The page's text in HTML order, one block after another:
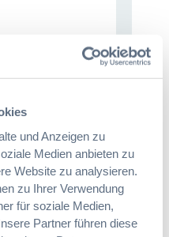
und Anzeigen zu
Medien anbieten zu
Website zu analysieren.
zu Ihrer Verwendung
für soziale Medien,
Partner führen diese
bleiben!